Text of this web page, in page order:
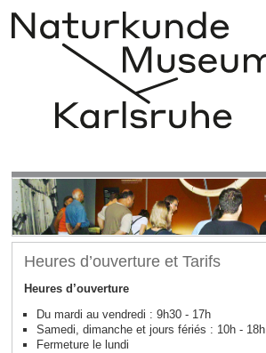
Heures d’ouverture et Tarifs
Heures d’ouverture
Du mardi au vendredi : 9h30 - 17h
Samedi, dimanche et jours fériés : 10h - 18h
Fermeture le lundi